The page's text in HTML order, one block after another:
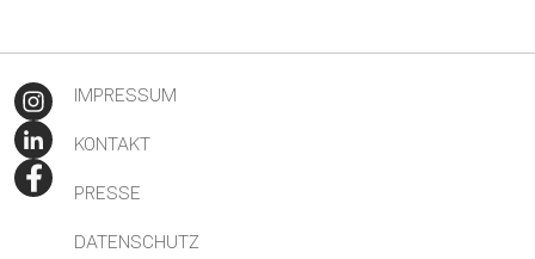
IMPRESSUM
KONTAKT
PRESSE
DATENSCHUTZ